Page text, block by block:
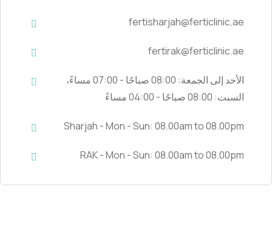
fertisharjah@ferticlinic.ae
fertirak@ferticlinic.ae
الأحد إلى الجمعة: 08:00 صباحًا - 07:00 مساءً،
السبت: 08:00 صباحًا - 04:00 مساءً
Sharjah - Mon - Sun: 08.00am to 08.00pm
RAK - Mon - Sun: 08.00am to 08.00pm